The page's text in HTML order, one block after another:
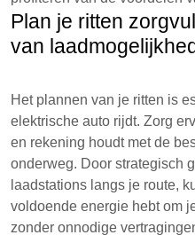
Plan je ritten
van
Het plannen van je ritten is
elektrische auto rijdt. Zorg
en rekening houdt met de
onderweg. Door strategisch
laadstations langs je route,
voldoende energie hebt om
zonder onnodige